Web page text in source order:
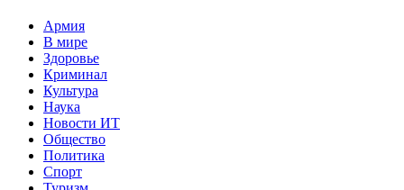
Армия
В мире
Здоровье
Криминал
Культура
Наука
Новости ИТ
Общество
Политика
Спорт